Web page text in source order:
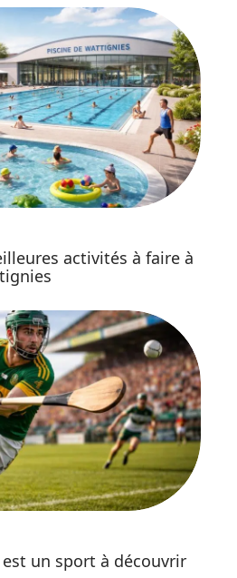
activités à faire à
un sport à découvrir